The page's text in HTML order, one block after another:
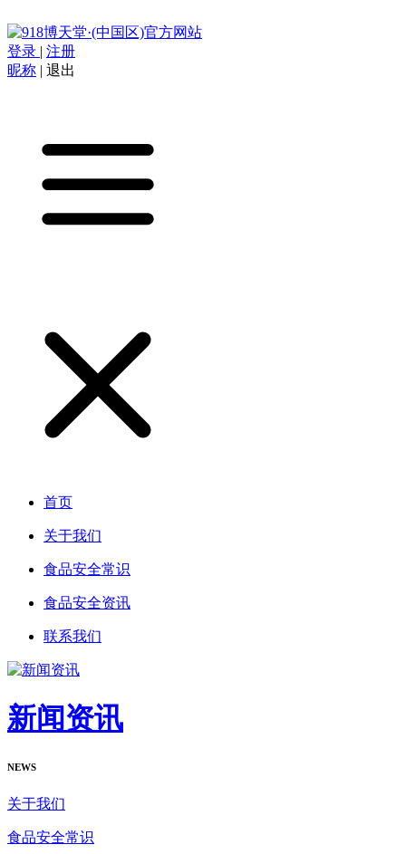
登录 | 注册
昵称 | 退出
首页
关于我们
食品安全常识
食品安全资讯
联系我们
新闻资讯
NEWS
关于我们
食品安全常识